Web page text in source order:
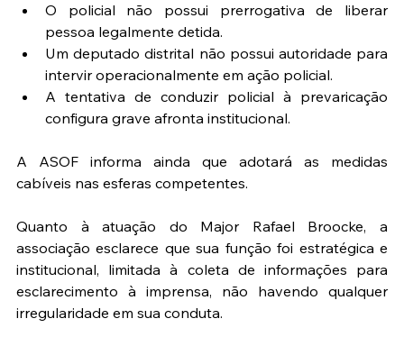
O policial não possui prerrogativa de liberar
pessoa legalmente detida.
Um deputado distrital não possui autoridade para
intervir operacionalmente em ação policial.
A tentativa de conduzir policial à prevaricação
configura grave afronta institucional.
A ASOF informa ainda que adotará as medidas
cabíveis nas esferas competentes.
Quanto à atuação do Major Rafael Broocke, a
associação esclarece que sua função foi estratégica e
institucional, limitada à coleta de informações para
esclarecimento à imprensa, não havendo qualquer
irregularidade em sua conduta.